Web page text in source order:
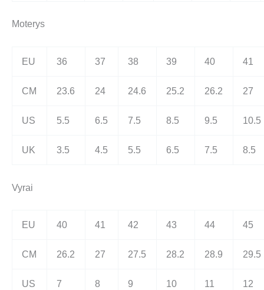
Moterys
EU 36 37 38 39 40 41
CM 23.6 24 24.6 25.2 26.2 27
US 5.5 6.5 7.5 8.5 9.5 10.5
UK 3.5 4.5 5.5 6.5 7.5 8.5
Vyrai
EU 40 41 42 43 44 45
CM 26.2 27 27.5 28.2 28.9 29.5
US 7 8 9 10 11 12